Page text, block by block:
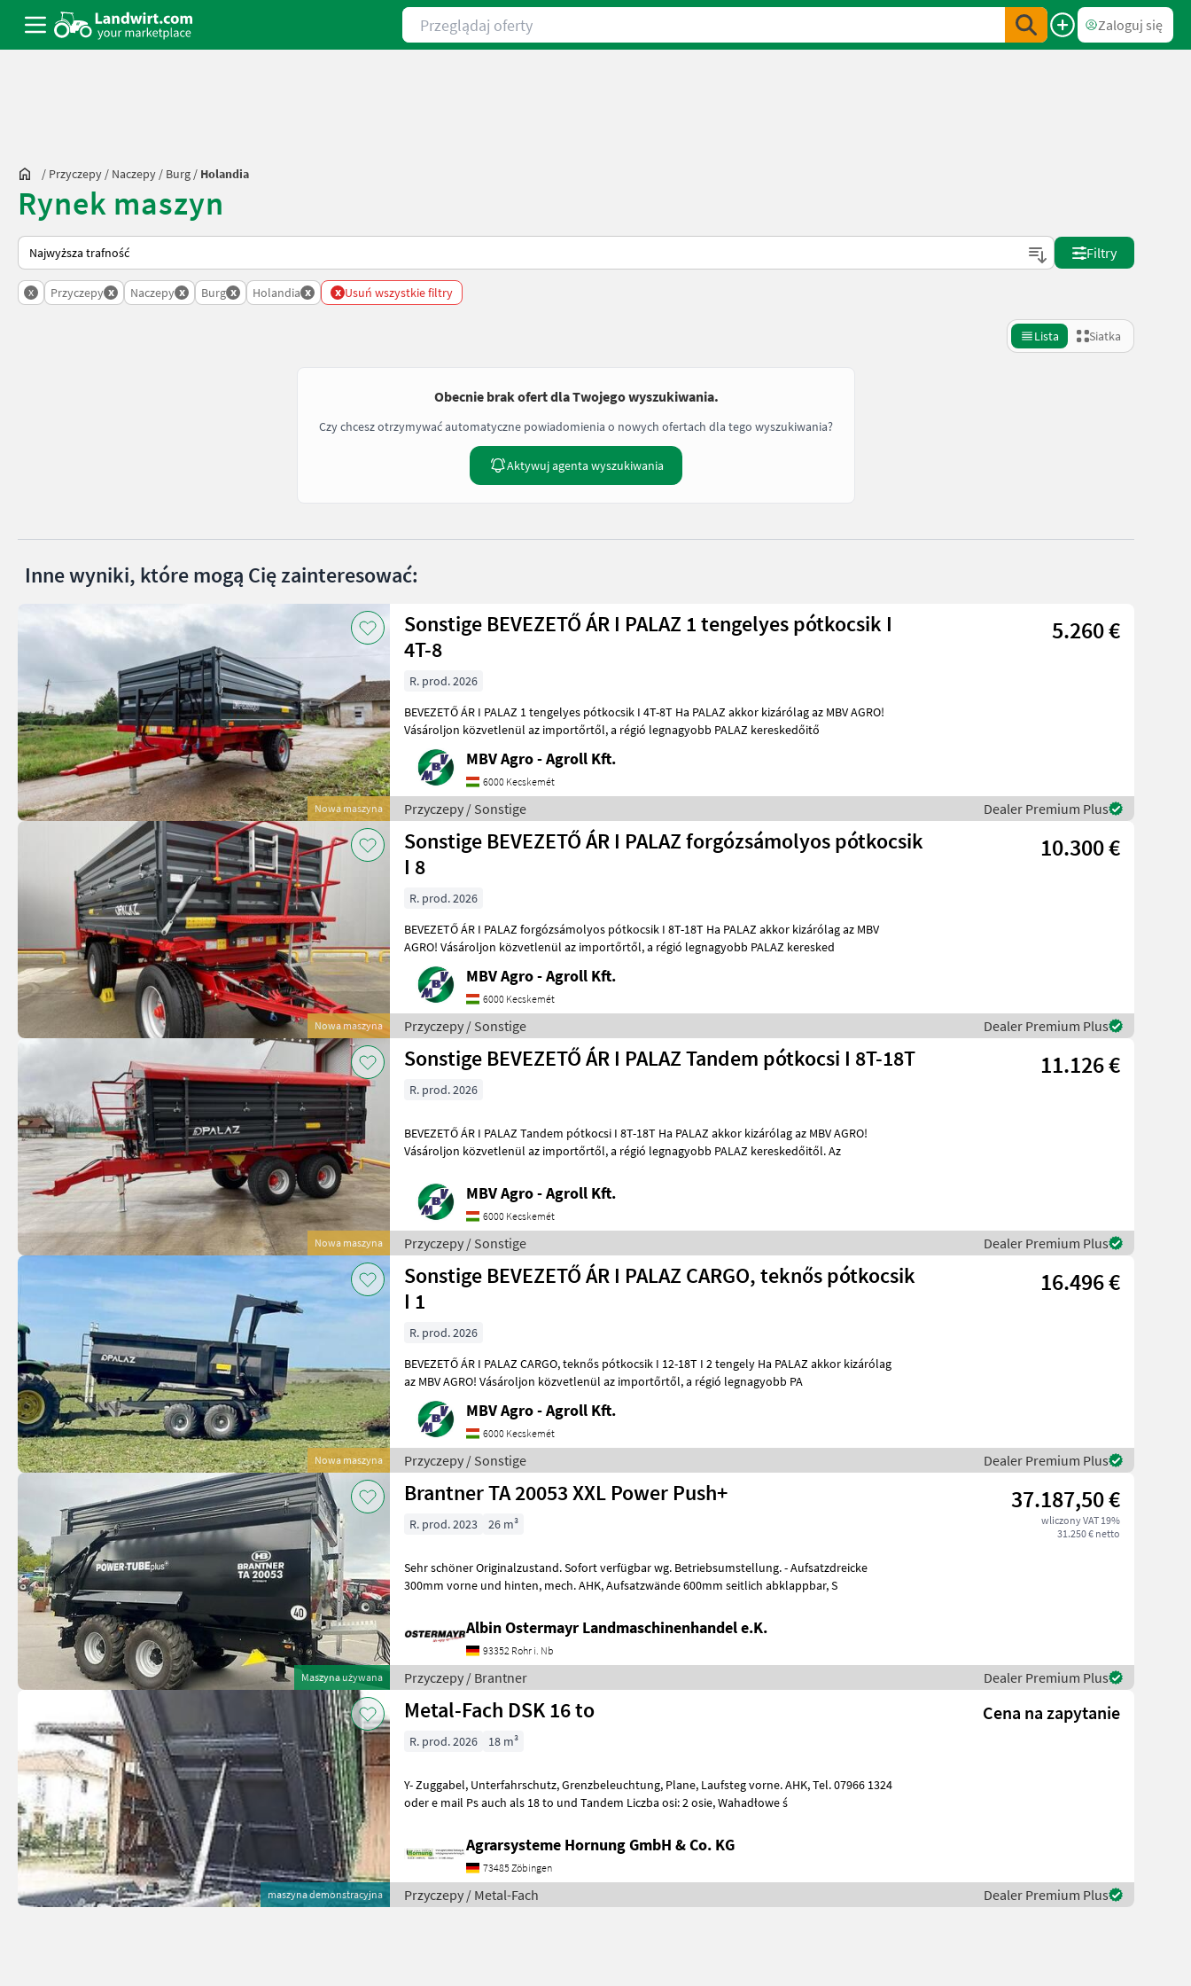
Przeglądaj oferty
Zaloguj się
/ Przyczepy / Naczepy / Burg / Holandia
Rynek maszyn
Tak sortuje się na Landwirt.com
Filtry
x Przyczepy x Naczepy x Burg x Holandia x x Usuń wszystkie filtry
Lista Siatka
Obecnie brak ofert dla Twojego wyszukiwania.
Czy chcesz otrzymywać automatyczne powiadomienia o nowych ofertach dla tego wyszukiwania?
Aktywuj agenta wyszukiwania
Inne wyniki, które mogą Cię zainteresować:
Nowa maszyna
Sonstige BEVEZETŐ ÁR I PALAZ 1 tengelyes pótkocsik I
4T-8
5.260 €
R. prod. 2026
BEVEZETŐ ÁR I PALAZ 1 tengelyes pótkocsik I 4T-8T Ha PALAZ akkor kizárólag az MBV AGRO!
Vásároljon közvetlenül az importőrtől, a régió legnagyobb PALAZ kereskedőitő
MBV Agro - Agroll Kft.
6000 Kecskemét
Przyczepy / Sonstige Dealer Premium Plus
Nowa maszyna
Sonstige BEVEZETŐ ÁR I PALAZ forgózsámolyos pótkocsik
I 8
10.300 €
R. prod. 2026
BEVEZETŐ ÁR I PALAZ forgózsámolyos pótkocsik I 8T-18T Ha PALAZ akkor kizárólag az MBV
AGRO! Vásároljon közvetlenül az importőrtől, a régió legnagyobb PALAZ keresked
MBV Agro - Agroll Kft.
6000 Kecskemét
Przyczepy / Sonstige Dealer Premium Plus
Nowa maszyna
Sonstige BEVEZETŐ ÁR I PALAZ Tandem pótkocsi I 8T-18T 11.126 €
R. prod. 2026
BEVEZETŐ ÁR I PALAZ Tandem pótkocsi I 8T-18T Ha PALAZ akkor kizárólag az MBV AGRO!
Vásároljon közvetlenül az importőrtől, a régió legnagyobb PALAZ kereskedőitől. Az
MBV Agro - Agroll Kft.
6000 Kecskemét
Przyczepy / Sonstige Dealer Premium Plus
Nowa maszyna
Sonstige BEVEZETŐ ÁR I PALAZ CARGO, teknős pótkocsik
I 1
16.496 €
R. prod. 2026
BEVEZETŐ ÁR I PALAZ CARGO, teknős pótkocsik I 12-18T I 2 tengely Ha PALAZ akkor kizárólag
az MBV AGRO! Vásároljon közvetlenül az importőrtől, a régió legnagyobb PA
MBV Agro - Agroll Kft.
6000 Kecskemét
Przyczepy / Sonstige Dealer Premium Plus
Maszyna używana
Brantner TA 20053 XXL Power Push+ 37.187,50 €
wliczony VAT 19%
31.250 € netto
R. prod. 2023 26 m³
Sehr schöner Originalzustand. Sofort verfügbar wg. Betriebsumstellung. - Aufsatzdreicke
300mm vorne und hinten, mech. AHK, Aufsatzwände 600mm seitlich abklappbar, S
Albin Ostermayr Landmaschinenhandel e.K.
93352 Rohr i. Nb
Przyczepy / Brantner Dealer Premium Plus
maszyna demonstracyjna
Metal-Fach DSK 16 to Cena na zapytanie
R. prod. 2026 18 m³
Y- Zuggabel, Unterfahrschutz, Grenzbeleuchtung, Plane, Laufsteg vorne. AHK, Tel. 07966 1324
oder e mail Ps auch als 18 to und Tandem Liczba osi: 2 osie, Wahadłowe ś
Agrarsysteme Hornung GmbH & Co. KG
73485 Zöbingen
Przyczepy / Metal-Fach Dealer Premium Plus